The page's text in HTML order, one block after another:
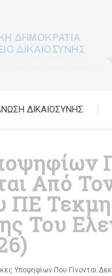
ΔΙΚΑΙΟΣΥΝΗΣ
Από
ΠΕ
Του
Υποψηφίων Που Γίνονται